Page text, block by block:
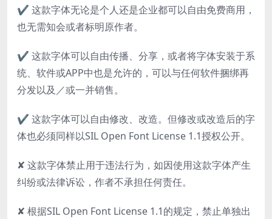
✔ 这款字体无论是个人还是企业都可以自由免费商用，
也无需知会或者标明原作者。
✔ 这款字体可以自由传播、分享，或者将字体安装于系
统、软件或APP中也是允许的，可以与任何软件捆绑再
分发以及／或一并销售。
✔ 这款字体可以自由修改、改造。但修改或改造后的字
体也必须同样以SIL Open Font License 1.1授权公开。
✘ 这款字体禁止用于违法行为，如因使用这款字体产生
纠纷或法律诉讼，作者不承担任何责任。
✘ 根据SIL Open Font License 1.1的规定，禁止单独出